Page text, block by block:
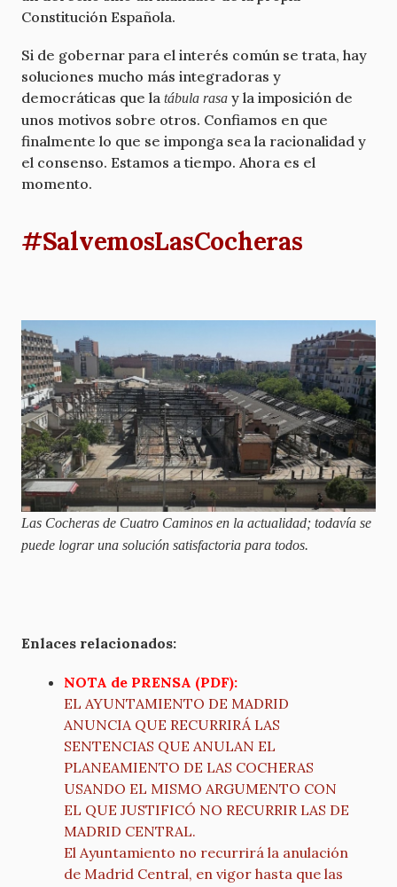
Constitución Española.
Si de gobernar para el interés común se trata, hay
soluciones mucho más integradoras y
democráticas que la tábula rasa y la imposición de
unos motivos sobre otros. Confiamos en que
finalmente lo que se imponga sea la racionalidad y
el consenso. Estamos a tiempo. Ahora es el
momento.
#SalvemosLasCocheras
Las Cocheras de Cuatro Caminos en la actualidad; todavía se
puede lograr una solución satisfactoria para todos.
Enlaces relacionados:
NOTA de PRENSA (PDF):
EL AYUNTAMIENTO DE MADRID
ANUNCIA QUE RECURRIRÁ LAS
SENTENCIAS QUE ANULAN EL
PLANEAMIENTO DE LAS COCHERAS
USANDO EL MISMO ARGUMENTO CON
EL QUE JUSTIFICÓ NO RECURRIR LAS DE
MADRID CENTRAL.
El Ayuntamiento no recurrirá la anulación
de Madrid Central, en vigor hasta que las